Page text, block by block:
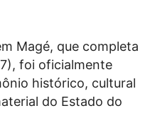
Magé, que completa
foi oficialmente
histórico, cultural
do Estado do